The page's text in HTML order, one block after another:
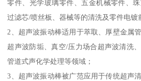
零件、光学玻璃零件、五金机械零件、
过滤芯/喷丝板、器械等的清洗及零件电镀
2、超声波振动棒适用于萃取、厚壁金属
超声波防垢、真空/压力场合超声波清洗
管道式声化学处理等领域；
3、超声波振动棒被广范应用于传统超声